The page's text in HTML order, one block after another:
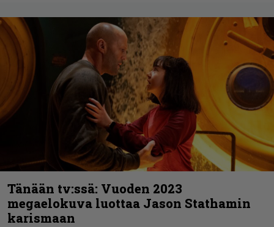
Tänään tv:ssä: Vuoden 2023
megaelokuva luottaa Jason Stathamin
karismaan